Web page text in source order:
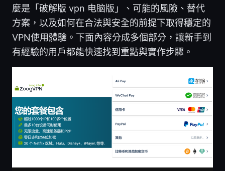
麼是「破解版 vpn 电脑版」、可能的風險、替代
方案，以及如何在合法與安全的前提下取得穩定的
VPN使用體驗。下面內容分成多個部分，讓新手到
有經驗的用戶都能快速找到重點與實作步驟。